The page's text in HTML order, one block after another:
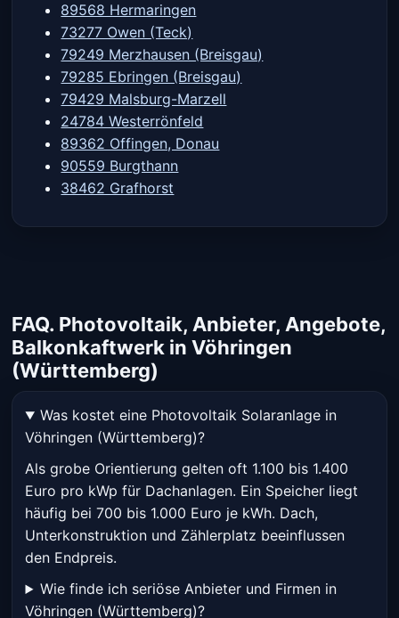
89568 Hermaringen
73277 Owen (Teck)
79249 Merzhausen (Breisgau)
79285 Ebringen (Breisgau)
79429 Malsburg-Marzell
24784 Westerrönfeld
89362 Offingen, Donau
90559 Burgthann
38462 Grafhorst
FAQ. Photovoltaik, Anbieter, Angebote,
Balkonkaftwerk in Vöhringen
(Württemberg)
Was kostet eine Photovoltaik Solaranlage in
Vöhringen (Württemberg)?
Als grobe Orientierung gelten oft 1.100 bis 1.400
Euro pro kWp für Dachanlagen. Ein Speicher liegt
häufig bei 700 bis 1.000 Euro je kWh. Dach,
Unterkonstruktion und Zählerplatz beeinflussen
den Endpreis.
Wie finde ich seriöse Anbieter und Firmen in
Vöhringen (Württemberg)?